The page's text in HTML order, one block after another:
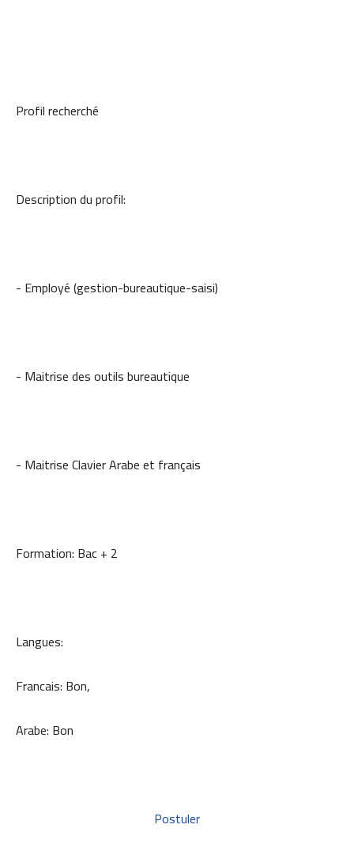
Profil recherché
Description du profil:
- Employé (gestion-bureautique-saisi)
- Maitrise des outils bureautique
- Maitrise Clavier Arabe et français
Formation: Bac + 2
Langues:
Francais: Bon,
Arabe: Bon
Postuler